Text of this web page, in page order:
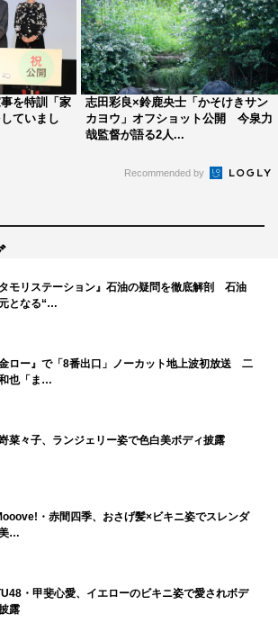
か。子供らしさがさく裂している子だっ
している最中でもどこかへ行ってしまう
すけど、それがひなたっぽくて。それで
ですけど、既にひなたが出来上がって
」と笑顔で撮影を振り返った。
描かれていないんですけど、沙樹も家庭
ますけど、そうならないのは、陸と陽
と、納得できましたし、私自身、沙樹
たり、優しさだったりを知りました」
、けっこうSNSが主流になっている環
で、陽みたいに、自分の気持ちを相手
せて、言葉で伝えるという経験がなかな
れとともに、いろんなものがどんどん
くなってしまうものもありますけど、で
たりとか、優しさだけはほかの何ものに
実感することが最近多くて。『かそけ
通じて、自分よがりではない、相手を思
とか、そういう当たり前の大切さを伝え
います」とメッセージを送った。
を特訓「家
ていまし
志田彩良×鈴鹿央士「かそけきサン
カヨウ」オフショット公開 今泉力
哉監督が語る2人...
Recommended by
タモリステーション』石油の疑問を徹底解剖 石油
となる“…
金ロー』で「8番出口」ノーカット地上波初放送 二
也「ま…
菜々子、ランジェリー姿で色白美ボディ披露
・赤間四季、おさげ髪×ビキニ姿でスレンダ
…
・甲斐心愛、イエローのビキニ姿で愛されボデ
露